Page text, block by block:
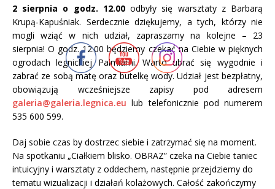
2 sierpnia o godz. 12.00odbyły się warsztaty z Barbarą
Krupą-Kapuśniak. Serdecznie dziękujemy, a tych, którzy nie
mogli wziąć w nich udział, zapraszamy na kolejne – 23
sierpnia! O godz. 12.00 będziemy czekać na Ciebie w pięknych
ogrodach legnickiej Palmiarni. Warto ubrać się wygodnie i
zabrać ze sobą matę oraz butelkę wody. Udział jest bezpłatny,
obowiązują wcześniejsze zapisy pod adresem
galeria@galeria.legnica.eu lub telefonicznie pod numerem
535 600 599.
Daj sobie czas by dostrzec siebie i zatrzymać się na moment.
Na spotkaniu „Ciałkiem blisko. OBRAZ” czeka na Ciebie taniec
intuicyjny i warsztaty z oddechem, następnie przejdziemy do
tematu wizualizacji i działań kolażowych. Całość zakończymy